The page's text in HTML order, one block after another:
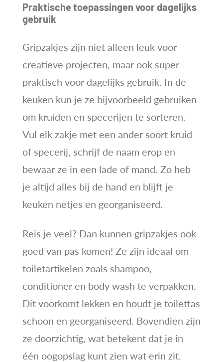
Praktische toepassingen voor dagelijks
gebruik
Gripzakjes zijn niet alleen leuk voor
creatieve projecten, maar ook super
praktisch voor dagelijks gebruik. In de
keuken kun je ze bijvoorbeeld gebruiken
om kruiden en specerijen te sorteren.
Vul elk zakje met een ander soort kruid
of specerij, schrijf de naam erop en
bewaar ze in een lade of mand. Zo heb
je altijd alles bij de hand en blijft je
keuken netjes en georganiseerd.
Reis je veel? Dan kunnen gripzakjes ook
goed van pas komen! Ze zijn ideaal om
toiletartikelen zoals shampoo,
conditioner en body wash te verpakken.
Dit voorkomt lekken en houdt je toilettas
schoon en georganiseerd. Bovendien zijn
ze doorzichtig, wat betekent dat je in
één oogopslag kunt zien wat erin zit.